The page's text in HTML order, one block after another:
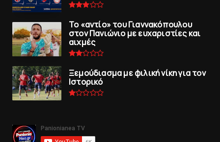
To «αντίο» του Γιαννακόπουλου
στον Πανιώνιο με ευχαριστίες και
αιχμές
Ξεμούδιασμα με φιλική νίκη για τoν
Iστορικό